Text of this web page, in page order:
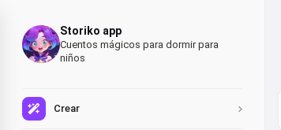
Storiko app
Cuentos mágicos para dormir para
niños
Crear